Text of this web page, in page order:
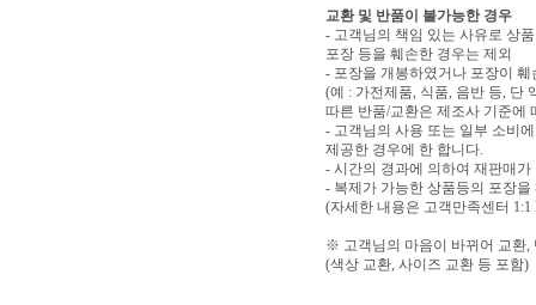
교환 및 반품이 불가능한 경우
- 고객님의 책임 있는 사유로 상
포장 등을 훼손한 경우는 제외
- 포장을 개봉하였거나 포장이
(예 : 가전제품, 식품, 음반 등, 단
따른 반품/교환은 제조사 기준에
- 고객님의 사용 또는 일부 소비
제공한 경우에 한 합니다.
- 시간의 경과에 의하여 재판매
- 복제가 가능한 상품등의 포장을
(자세한 내용은 고객만족센터
※ 고객님의 마음이 바뀌어 교환,
(색상 교환, 사이즈 교환 등 포함)